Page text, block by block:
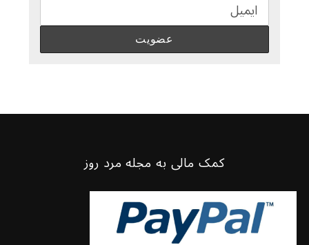
کمک مالی به مجله مرد روز